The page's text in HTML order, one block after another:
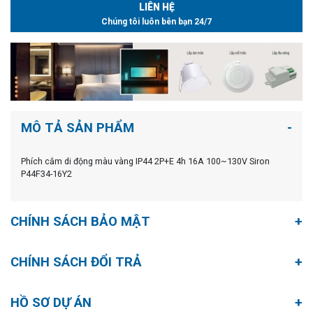
LIÊN HỆ
Chúng tôi luôn bên bạn 24/7
MÔ TẢ SẢN PHẨM
Phích cắm di động màu vàng IP44 2P+E 4h 16A 100~130V Siron
P44F34-16Y2
CHÍNH SÁCH BẢO MẬT
CHÍNH SÁCH ĐỔI TRẢ
HỒ SƠ DỰ ÁN